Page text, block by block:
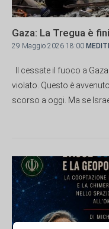
Gaza: La Tregua è
29 Maggio 2026 18:00
Il cessate il fuoco a
violato. Questo è
scorso a oggi. Ma se